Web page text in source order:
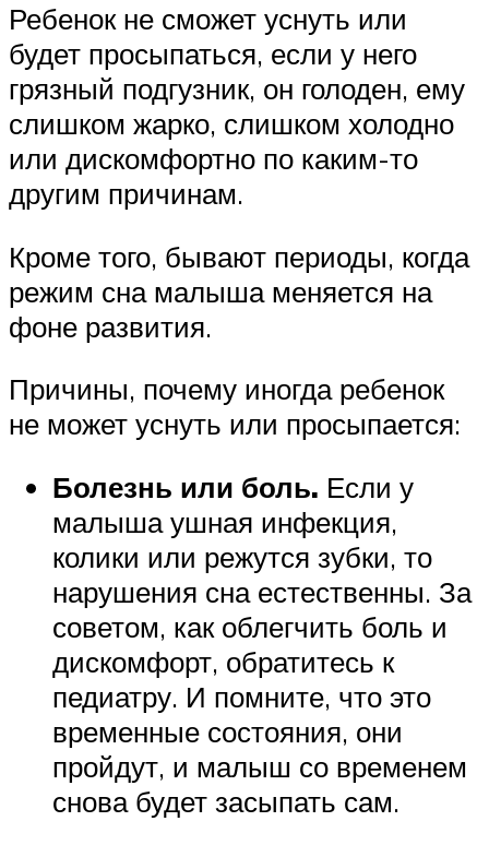
Ребенок не сможет уснуть или
будет просыпаться, если у него
грязный подгузник, он голоден, ему
слишком жарко, слишком холодно
или дискомфортно по каким-то
другим причинам.
Кроме того, бывают периоды, когда
режим сна малыша меняется на
фоне развития.
Причины, почему иногда ребенок
не может уснуть или просыпается:
Болезнь или боль. Если у
малыша ушная инфекция,
колики или режутся зубки, то
нарушения сна естественны. За
советом, как облегчить боль и
дискомфорт, обратитесь к
педиатру. И помните, что это
временные состояния, они
пройдут, и малыш со временем
снова будет засыпать сам.